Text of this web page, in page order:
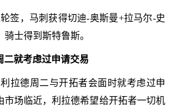
签，马刺获得切迪-奥斯曼+拉马尔-史
士得到斯特鲁斯。
二就考虑过申请交易
拉德周二与开拓者会面时就考虑过申
市场临近，利拉德希望给开拓者一切机